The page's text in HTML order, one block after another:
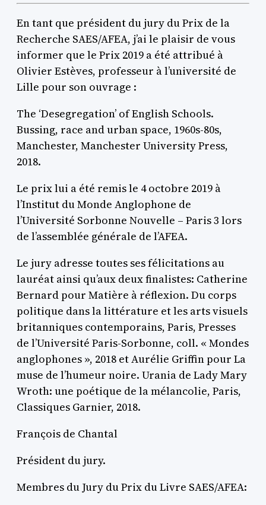
En tant que président du jury du Prix de la
Recherche SAES/AFEA, j’ai le plaisir de vous
informer que le Prix 2019 a été attribué à
Olivier Estèves, professeur à l’université de
Lille pour son ouvrage :
The ‘Desegregation’ of English Schools.
Bussing, race and urban space, 1960s-80s,
Manchester, Manchester University Press,
2018.
Le prix lui a été remis le 4 octobre 2019 à
l’Institut du Monde Anglophone de
l’Université Sorbonne Nouvelle – Paris 3 lors
de l’assemblée générale de l’AFEA.
Le jury adresse toutes ses félicitations au
lauréat ainsi qu’aux deux finalistes: Catherine
Bernard pour Matière à réflexion. Du corps
politique dans la littérature et les arts visuels
britanniques contemporains, Paris, Presses
de l’Université Paris-Sorbonne, coll. « Mondes
anglophones », 2018 et Aurélie Griffin pour La
muse de l’humeur noire. Urania de Lady Mary
Wroth: une poétique de la mélancolie, Paris,
Classiques Garnier, 2018.
François de Chantal
Président du jury.
Membres du Jury du Prix du Livre SAES/AFEA: